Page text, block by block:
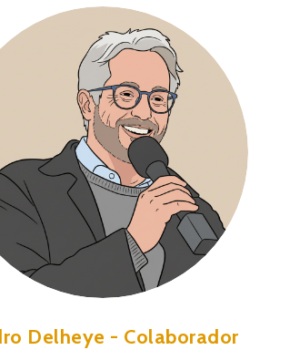
Delheye - Colaborador